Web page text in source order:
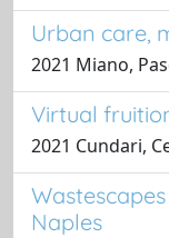
Urban care,
2021 Miano,
Virtual
2021 Cundari,
Naples